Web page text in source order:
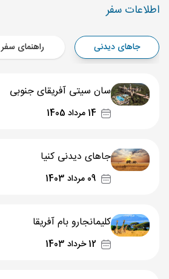
‌اطلاعات سفر
جاهای دیدنی راهنمای سفر
سان سیتی آفریقای جنوبی
14 مرداد 1405
جاهای دیدنی کنیا
09 مرداد 1403
کلیمانجارو بام آفریقا
12 خرداد 1403